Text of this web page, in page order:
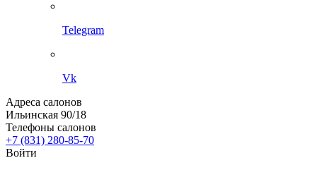
Telegram
Vk
Адреса салонов
Ильинская 90/18
Телефоны салонов
+7 (831) 280-85-70
Войти